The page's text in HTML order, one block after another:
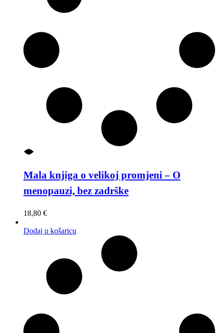
Mala knjiga o velikoj promjeni – O
menopauzi, bez zadrške
18,80 €
Dodaj u košaricu